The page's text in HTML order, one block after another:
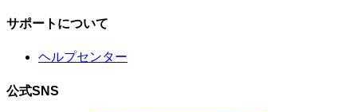
サポートについて
ヘルプセンター
公式SNS